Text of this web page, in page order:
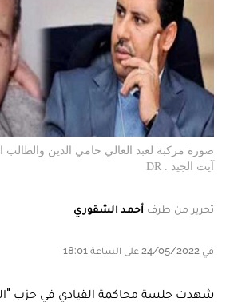
صورة مركبة لعبد العالي حامي الدين والطالب
آيت الجيد . DR
تحرير من طرف أحمد الشقوري
في 24/05/2022 على الساعة 18:01
شهدت جلسة محاكمة القيادي في حزب